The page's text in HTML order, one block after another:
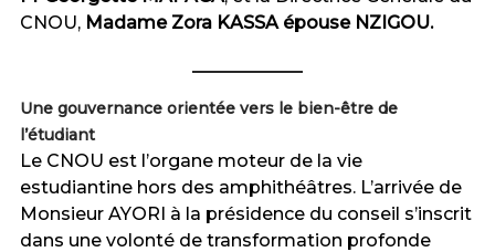
CNOU, Madame Zora KASSA épouse NZIGOU.
Une gouvernance orientée vers le bien-être de
l’étudiant
Le CNOU est l’organe moteur de la vie
estudiantine hors des amphithéâtres. L’arrivée de
Monsieur AYORI à la présidence du conseil s’inscrit
dans une volonté de transformation profonde